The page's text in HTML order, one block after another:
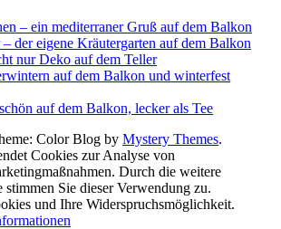
– ein mediterraner Gruß auf dem Balkon
der eigene Kräutergarten auf dem Balkon
nur Deko auf dem Teller
auf dem Balkon und winterfest
auf dem Balkon, lecker als Tee
Color Blog by Mystery Themes.
Cookies zur Analyse von
Durch die weitere
stimmen Sie dieser Verwendung zu.
und Ihre Widerspruchsmöglichkeit.